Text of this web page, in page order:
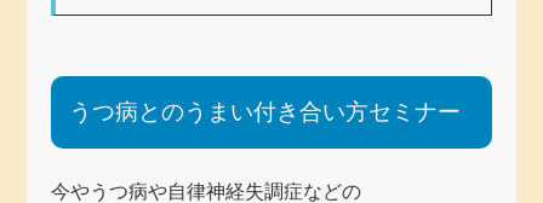
うつ病とのうまい付き合い方セミナー
今やうつ病や自律神経失調症などの